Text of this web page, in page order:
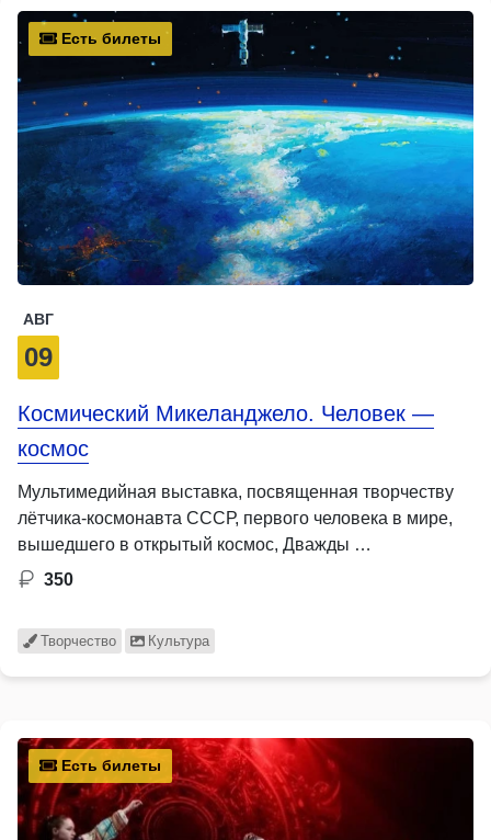
Есть билеты
АВГ
09
Космический Микеланджело. Человек —
космос
Мультимедийная выставка, посвященная творчеству
лётчика-космонавта СССР, первого человека в мире,
вышедшего в открытый космос, Дважды …
350
Творчество Культура
Есть билеты